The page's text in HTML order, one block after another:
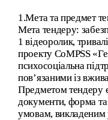
1.Мета та предмет
Мета тендеру:
1 відеоролик,
проекту СoMPSS
психосоціальна
пов’язаними із
Предметом тендеру
документи, форма та
умовам,